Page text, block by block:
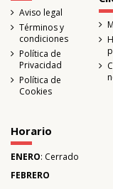
Aviso legal
Términos y
condiciones
Política de
Privacidad
Política de
Cookies
Horario
ENERO: Cerrado
FEBRERO